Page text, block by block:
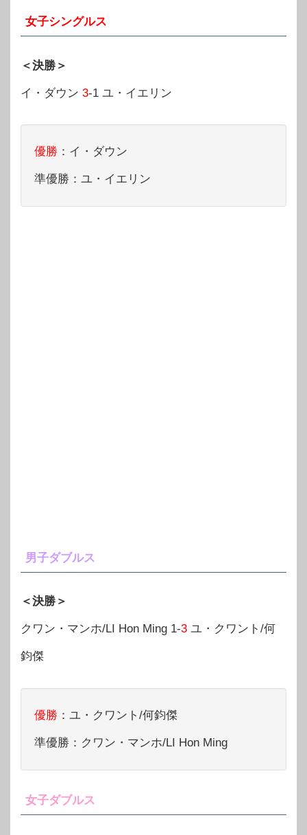
女子シングルス
＜決勝＞
イ・ダウン 3-1 ユ・イエリン
優勝 ：イ・ダウン
準優勝：ユ・イエリン
男子ダブルス
＜決勝＞
クワン・マンホ/LI Hon Ming 1-3 ユ・クワント/何
鈞傑
優勝 ：ユ・クワント/何鈞傑
準優勝：クワン・マンホ/LI Hon Ming
女子ダブルス